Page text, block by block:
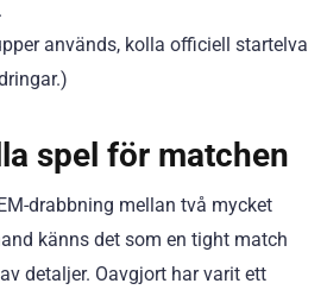
används, kolla officiell startelva
spel för matchen
drabbning mellan två mycket
känns det som en tight match
detaljer. Oavgjort har varit ett